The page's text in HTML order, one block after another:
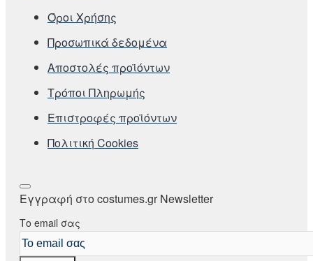
Όροι Χρήσης
Προσωπικά δεδομένα
Αποστολές προϊόντων
Τρόποι Πληρωμής
Επιστροφές προϊόντων
Πολιτική Cookies
Εγγραφή στο costumes.gr Newsletter
Το email σας